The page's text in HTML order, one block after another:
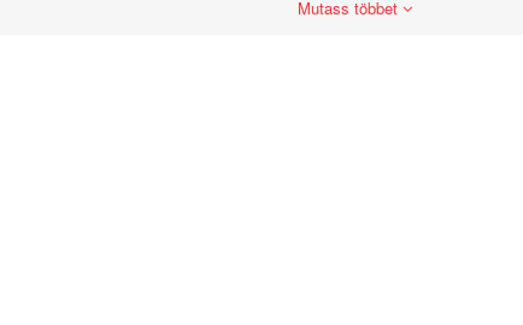
Mutass többet